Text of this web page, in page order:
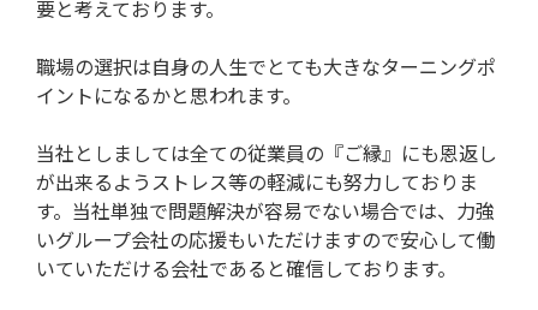
要と考えております。
職場の選択は自身の人生でとても大きなターニングポ
イントになるかと思われます。
当社としましては全ての従業員の『ご縁』にも恩返し
が出来るようストレス等の軽減にも努力しておりま
す。当社単独で問題解決が容易でない場合では、力強
いグループ会社の応援もいただけますので安心して働
いていただける会社であると確信しております。